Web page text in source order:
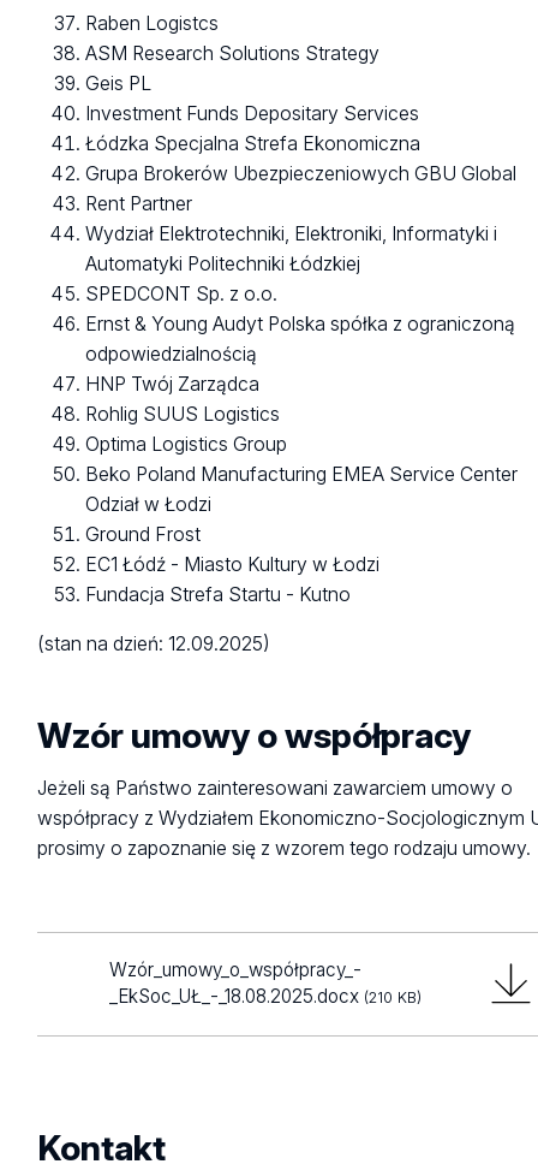
Raben Logistcs
ASM Research Solutions Strategy
Geis PL
Investment Funds Depositary Services
Łódzka Specjalna Strefa Ekonomiczna
Grupa Brokerów Ubezpieczeniowych GBU Global
Rent Partner
Wydział Elektrotechniki, Elektroniki, Informatyki i
Automatyki Politechniki Łódzkiej
SPEDCONT Sp. z o.o.
Ernst & Young Audyt Polska spółka z ograniczoną
odpowiedzialnością
HNP Twój Zarządca
Rohlig SUUS Logistics
Optima Logistics Group
Beko Poland Manufacturing EMEA Service Center
Odział w Łodzi
Ground Frost
EC1 Łódź - Miasto Kultury w Łodzi
Fundacja Strefa Startu - Kutno
(stan na dzień: 12.09.2025)
Wzór umowy o współpracy
Jeżeli są Państwo zainteresowani zawarciem umowy o
współpracy z Wydziałem Ekonomiczno-Socjologicznym
prosimy o zapoznanie się z wzorem tego rodzaju umowy.
Wzór_umowy_o_współpracy_-
_EkSoc_UŁ_-_18.08.2025.docx (210 KB)
Kontakt